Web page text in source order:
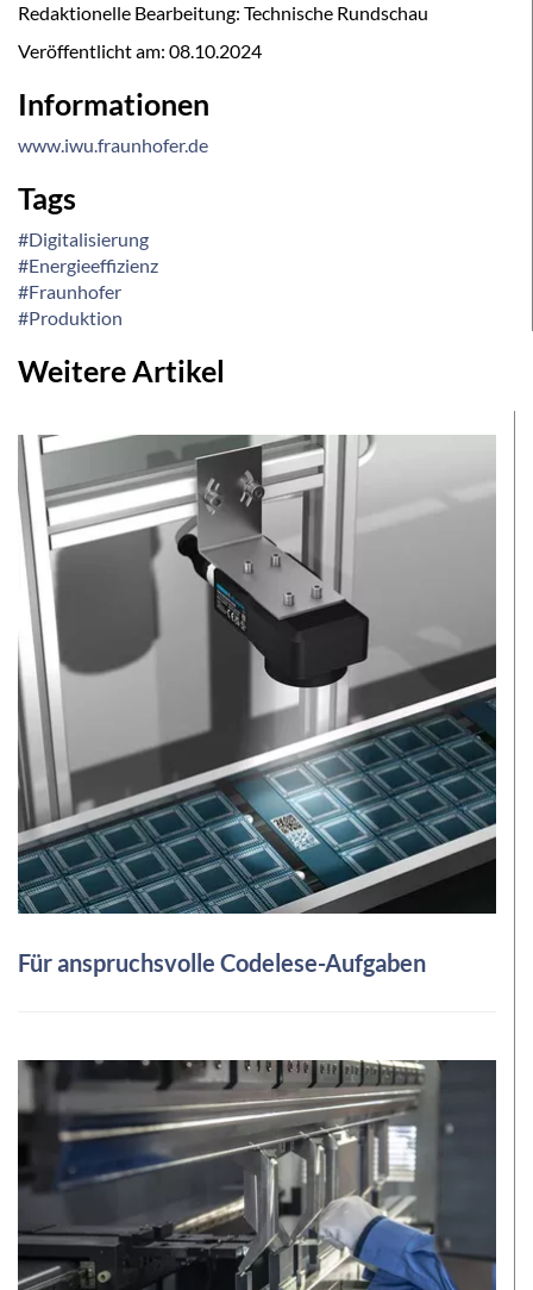
Redaktionelle Bearbeitung: Technische Rundschau
Veröffentlicht am: 08.10.2024
Informationen
www.iwu.fraunhofer.de
Tags
#Digitalisierung
#Energieeffizienz
#Fraunhofer
#Produktion
Weitere Artikel
Für anspruchsvolle Codelese-Aufgaben